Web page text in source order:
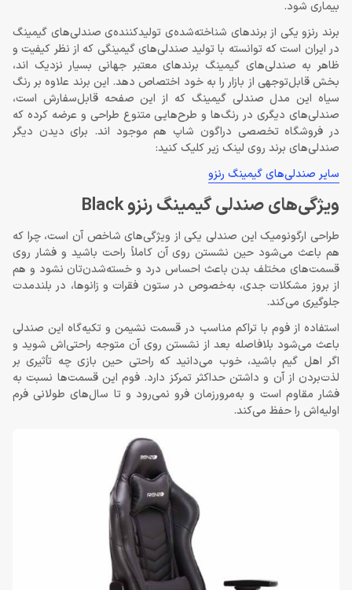
بیماری شود.
برند رنزو یکی از برندهای شناخته‌شده‌ی تولیدکننده‌ی صندلی‌های گیمینگ
در ایران است که توانسته با تولید صندلی‌های گیمینگی که از نظر کیفیت و
ظاهر به صندلی‌های گیمینگ برندهای معتبر جهانی بسیار نزدیک اند،
بخش قابل‌توجهی از بازار را به خود اختصاص دهد. این برند علاوه بر رنگ
سیاه این مدل صندلی گیمینگ که از این صفحه قابل‌سفارش است،
صندلی‌های دیگری در رنگ‌ها و طرح‌هایی متنوع طراحی و عرضه کرده که
در فروشگاه تخصصی دراگون شاپ هم موجود اند. برای دیدن دیگر
صندلی‌های برند روی لینک زیر کلیک کنید:
سایر صندلی‌های گیمینگ رنزو
ویژگی‌های صندلی گیمینگ رنزو Black
طراحی ارگونومیک این صندلی یکی از ویژگی‌های شاخص آن است، چرا که
هم باعث می‌شود حین نشستن روی آن کاملاً راحت باشید و فشار روی
قسمت‌های مختلف بدن باعث احساس درد و خسته‌شدن‌تان نشود و هم
از بروز مشکلات جدی، به‌خصوص در ستون فقرات و زانوها، در بلندمدت
جلوگیری می‌کند.
استفاده از فوم با تراکم مناسب در قسمت نشیمن و تکیه‌گاه این صندلی
باعث می‌شود بلافاصله بعد از نشستن روی آن متوجه راحتی‌اش شوید و
اگر اهل گیم باشید، خوب می‌دانید که راحتی حین بازی چه تأثیری بر
لذت‌بردن از آن و داشتن حداکثر تمرکز دارد. فوم این قسمت‌ها نسبت به
فشار مقاوم است و به‌مرورزمان فرو نمی‌رود و تا سال‌های طولانی فرم
اولیه‌اش را حفظ می‌کند.